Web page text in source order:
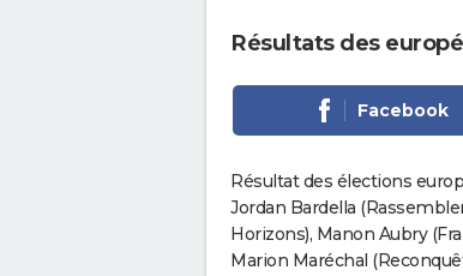
Résultats des
Facebook
Résultat des élections
Jordan Bardella
Horizons), Manon Aubry
Marion Maréchal